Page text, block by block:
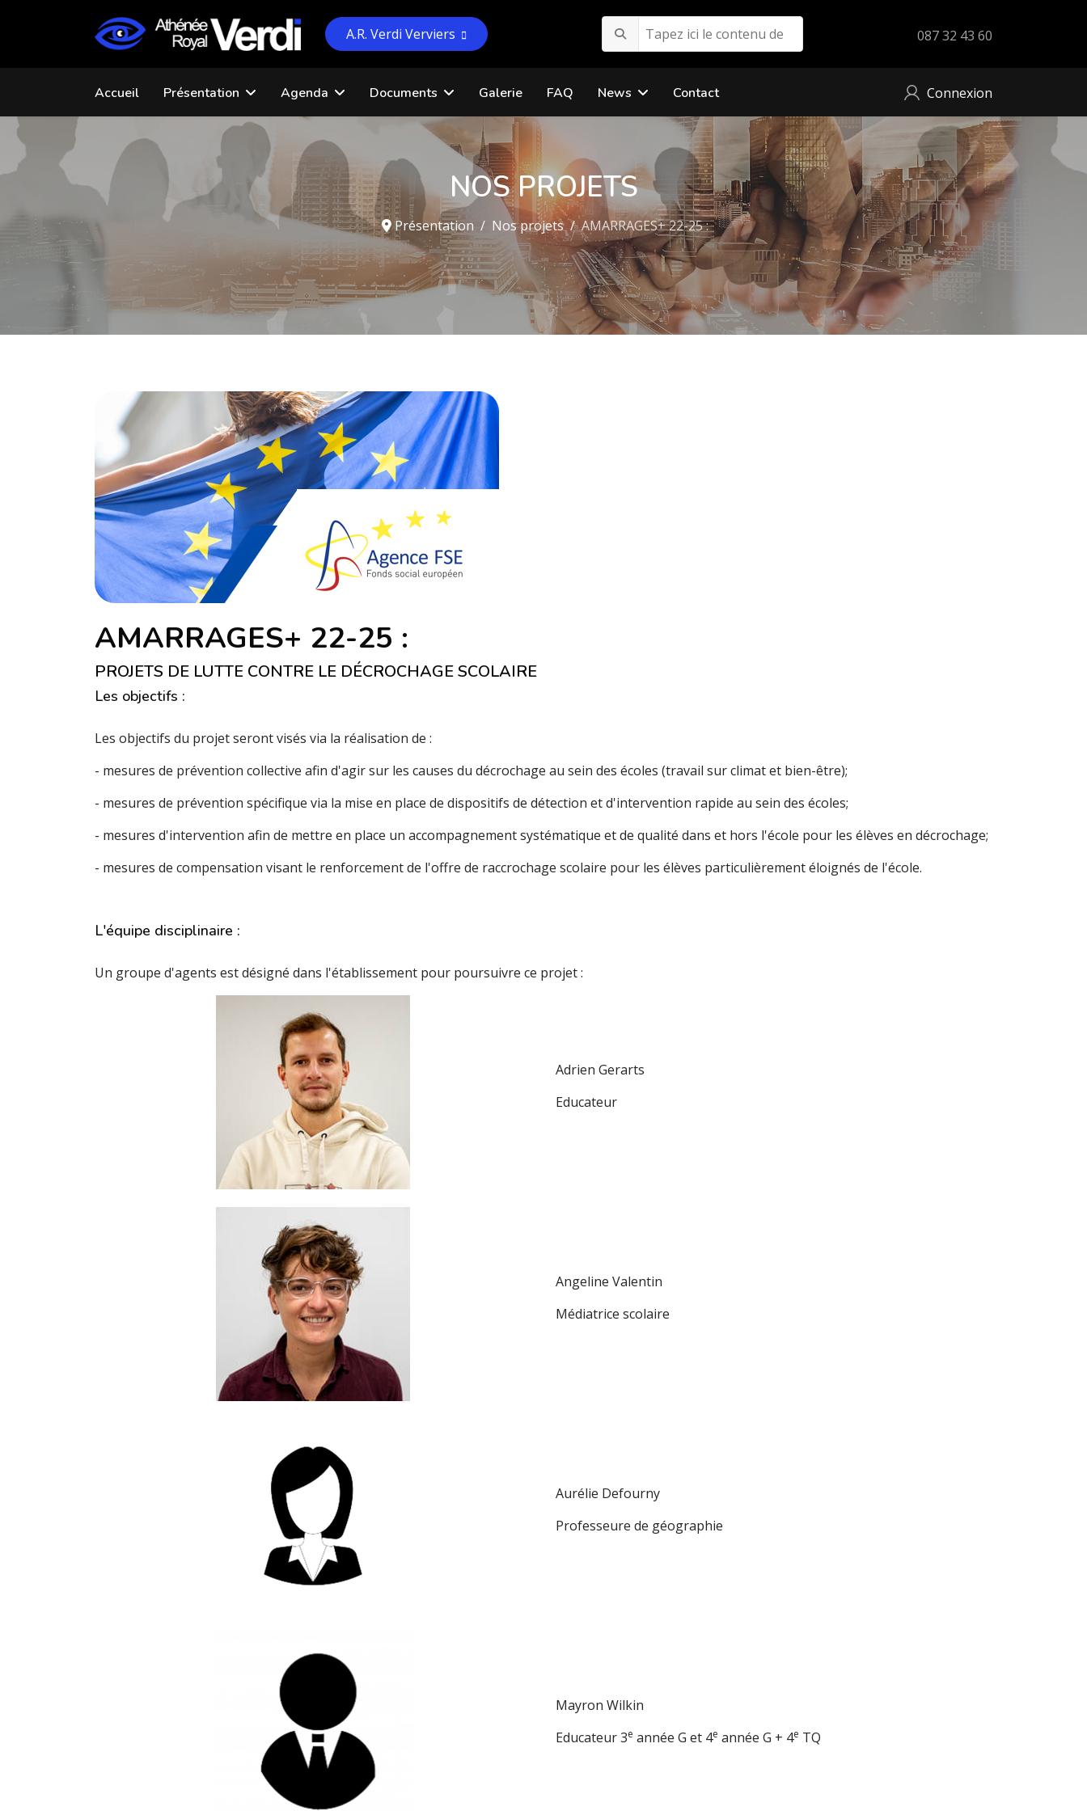
A.R. Verdi Verviers 087 32 43 60
Accueil Présentation Agenda Documents Galerie FAQ News Contact Connexion
NOS PROJETS
Présentation Nos projets AMARRAGES+ 22-25 :
AMARRAGES+ 22-25 :
PROJETS DE LUTTE CONTRE LE DÉCROCHAGE SCOLAIRE
Les objectifs :
Les objectifs du projet seront visés via la réalisation de :
- mesures de prévention collective afin d'agir sur les causes du décrochage au sein des écoles (travail sur climat et bien-être);
- mesures de prévention spécifique via la mise en place de dispositifs de détection et d'intervention rapide au sein des écoles;
- mesures d'intervention afin de mettre en place un accompagnement systématique et de qualité dans et hors l'école pour les élèves en décrochage;
- mesures de compensation visant le renforcement de l'offre de raccrochage scolaire pour les élèves particulièrement éloignés de l'école.
L'équipe disciplinaire :
Un groupe d'agents est désigné dans l'établissement pour poursuivre ce projet :
Adrien Gerarts
Educateur
Angeline Valentin
Médiatrice scolaire
Aurélie Defourny
Professeure de géographie
Mayron Wilkin
Educateur 3e année G et 4e année G + 4e TQ